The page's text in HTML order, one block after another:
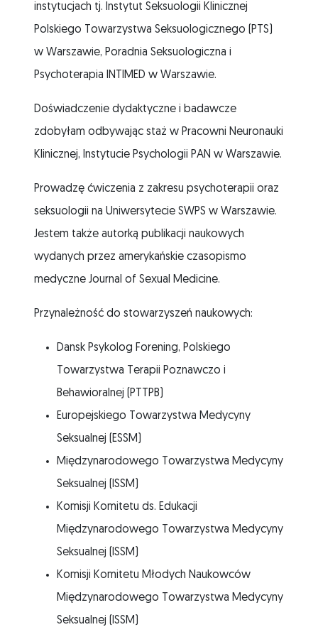
instytucjach tj. Instytut Seksuologii Klinicznej
Polskiego Towarzystwa Seksuologicznego (PTS)
w Warszawie, Poradnia Seksuologiczna i
Psychoterapia INTIMED w Warszawie.
Doświadczenie dydaktyczne i badawcze
zdobyłam odbywając staż w Pracowni Neuronauki
Klinicznej, Instytucie Psychologii PAN w Warszawie.
Prowadzę ćwiczenia z zakresu psychoterapii oraz
seksuologii na Uniwersytecie SWPS w Warszawie.
Jestem także autorką publikacji naukowych
wydanych przez amerykańskie czasopismo
medyczne Journal of Sexual Medicine.
Przynależność do stowarzyszeń naukowych:
Dansk Psykolog Forening, Polskiego
Towarzystwa Terapii Poznawczo i
Behawioralnej (PTTPB)
Europejskiego Towarzystwa Medycyny
Seksualnej (ESSM)
Międzynarodowego Towarzystwa Medycyny
Seksualnej (ISSM)
Komisji Komitetu ds. Edukacji
Międzynarodowego Towarzystwa Medycyny
Seksualnej (ISSM)
Komisji Komitetu Młodych Naukowców
Międzynarodowego Towarzystwa Medycyny
Seksualnej (ISSM)